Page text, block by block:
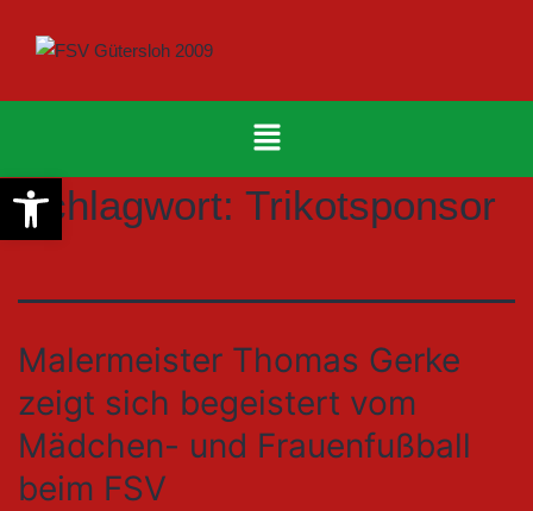
Schlagwort: Trikotsponsor
Malermeister Thomas Gerke
zeigt sich begeistert vom
Mädchen- und Frauenfußball
beim FSV
Werkzeugleiste öffnen